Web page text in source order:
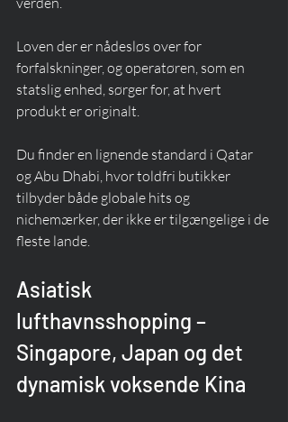
Loven der er nådesløs over for
forfalskninger, og operatøren, som en
statslig enhed, sørger for, at hvert
produkt er originalt.
Du finder en lignende standard i Qatar
og Abu Dhabi, hvor toldfri butikker
tilbyder både globale hits og
nichemærker, der ikke er tilgængelige i de
fleste lande.
Asiatisk
lufthavnsshopping –
Singapore, Japan og det
dynamisk voksende Kina